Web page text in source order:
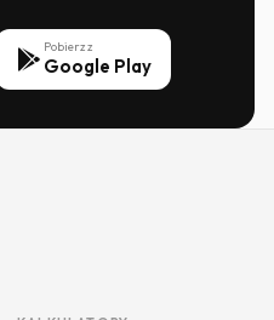
Pobierz z
Google Play